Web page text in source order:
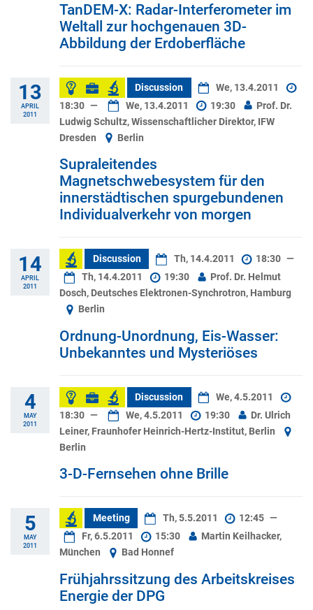
TanDEM-X: Radar-Interferometer im
Weltall zur hochgenauen 3D-
Abbildung der Erdoberfläche
13
APRIL
2011
Discussion
We, 13.4.2011
18:30 — We, 13.4.2011 19:30
Prof. Dr.
Ludwig Schultz, Wissenschaftlicher Direktor, IFW
Dresden
Berlin
Supraleitendes
Magnetschwebesystem für den
innerstädtischen spurgebundenen
Individualverkehr von morgen
14
APRIL
2011
Discussion Th, 14.4.2011 18:30 —
Th, 14.4.2011
19:30
Prof. Dr. Helmut
Dosch, Deutsches Elektronen-Synchrotron, Hamburg
Berlin
Ordnung-Unordnung, Eis-Wasser:
Unbekanntes und Mysteriöses
4
MAY
2011
Discussion
We, 4.5.2011
18:30 — We, 4.5.2011 19:30
Dr. Ulrich
Leiner, Fraunhofer Heinrich-Hertz-Institut, Berlin
Berlin
3-D-Fernsehen ohne Brille
5
MAY
2011
Meeting Th, 5.5.2011 12:45 —
Fr, 6.5.2011
15:30
Martin Keilhacker,
München
Bad Honnef
Frühjahrssitzung des Arbeitskreises
Energie der DPG